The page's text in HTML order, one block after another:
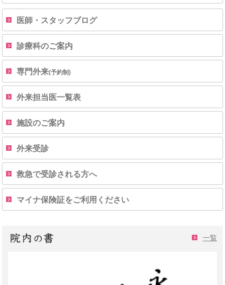
医師・スタッフブログ
診療科のご案内
専門外来(予約制)
外来担当医一覧表
施設のご案内
外来受診
救急で受診される方へ
マイナ保険証をご利用ください
一覧